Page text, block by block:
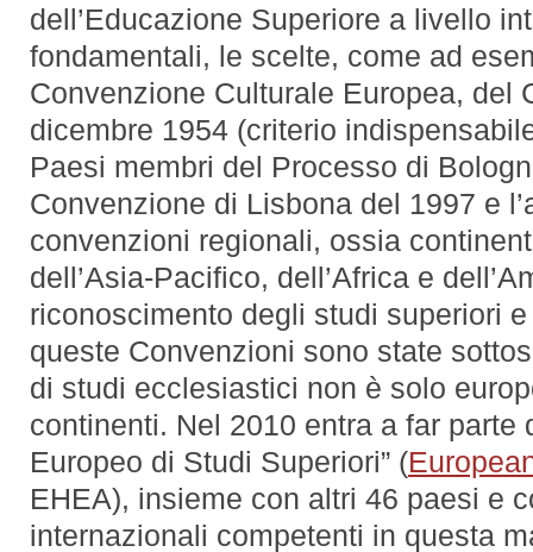
dell’Educazione Superiore a livello
fondamentali, le scelte, come ad
Convenzione Culturale Europea, del
dicembre 1954 (criterio
Paesi membri del Processo di
Convenzione di Lisbona del 1997 e
convenzioni regionali, ossia
dell’Asia-Pacifico, dell’Africa e
riconoscimento degli studi superiori
queste Convenzioni sono state
di studi ecclesiastici non è solo
continenti. Nel 2010 entra a far parte
Europeo di Studi Superiori” (
EHEA), insieme con altri 46 paesi e
internazionali competenti in questa